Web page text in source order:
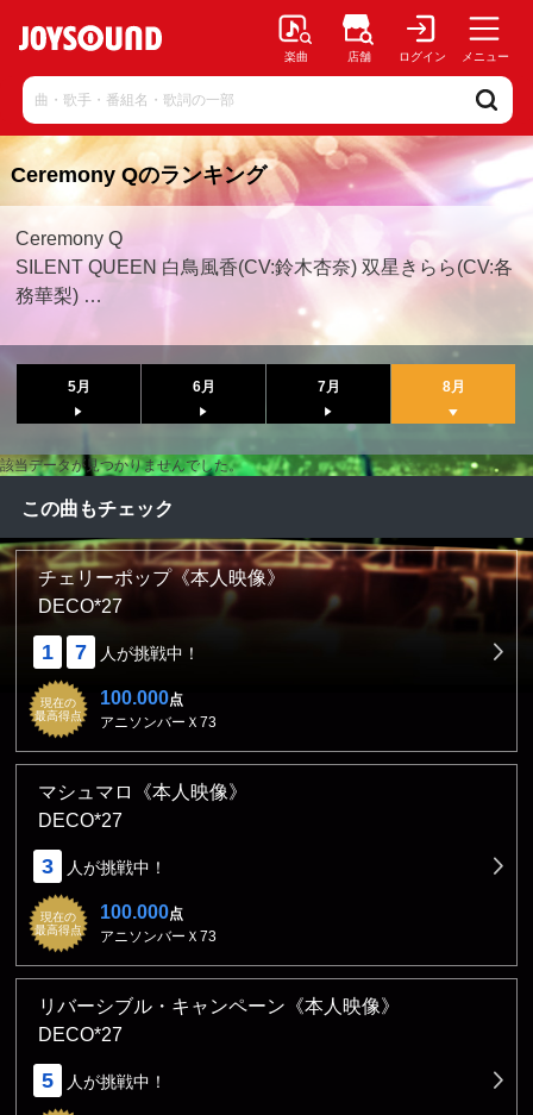
楽曲 店舗 ログイン メニュー
Ceremony Qのランキング
Ceremony Q
SILENT QUEEN 白鳥風香(CV:鈴木杏奈) 双星きらら(CV:各
務華梨) …
5月 6月 7月 8月
該当データが見つかりませんでした。
この曲もチェック
チェリーポップ《本人映像》
DECO*27
1 7 人が挑戦中！
現在の
最高得点
100.000点
アニソンバーＸ73
マシュマロ《本人映像》
DECO*27
3 人が挑戦中！
現在の
最高得点
100.000点
アニソンバーＸ73
リバーシブル・キャンペーン《本人映像》
DECO*27
5 人が挑戦中！